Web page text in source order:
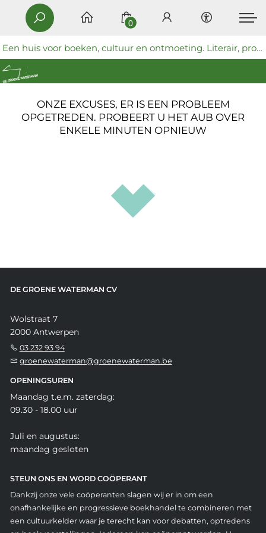
Een huis voor boeken, cultuur en ontmoeting. Literair, progressief en coöperatief.
0
ONZE EXCUSES, ER IS EEN PROBLEEM
OPGETREDEN. PROBEERT U HET AUB OVER
ENKELE MINUTEN OPNIEUW
DE GROENE WATERMAN CV
Wolstraat 7
2000 Antwerpen
03 232 93 94
groenewaterman@groenewaterman.be
OPENINGSUREN
Maandag t.e.m. zaterdag:
09.30 - 18.00 uur
Juli en augustus:
maandag gesloten
STEUN ONS EN WORD COÖPERANT
Dankzij onze vele coöperanten slagen wij er in om een
onafhankelijke en progressieve boekhandel te combineren met
een cultuurkelder waar je terecht kan voor debatten, optredens